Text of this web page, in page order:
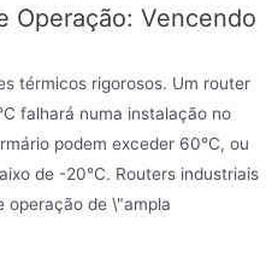
Operação: Vencendo
térmicos rigorosos. Um router
falhará numa instalação no
podem exceder 60°C, ou
de -20°C. Routers industriais
operação de \"ampla